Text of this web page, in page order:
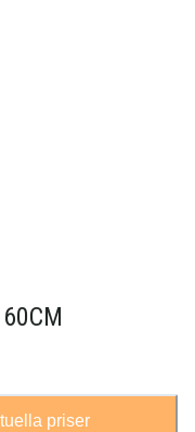
priser